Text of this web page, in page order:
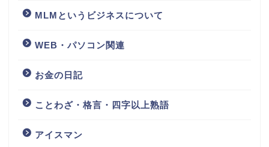
MLMというビジネスについて
WEB・パソコン関連
お金の日記
ことわざ・格言・四字以上熟語
アイスマン